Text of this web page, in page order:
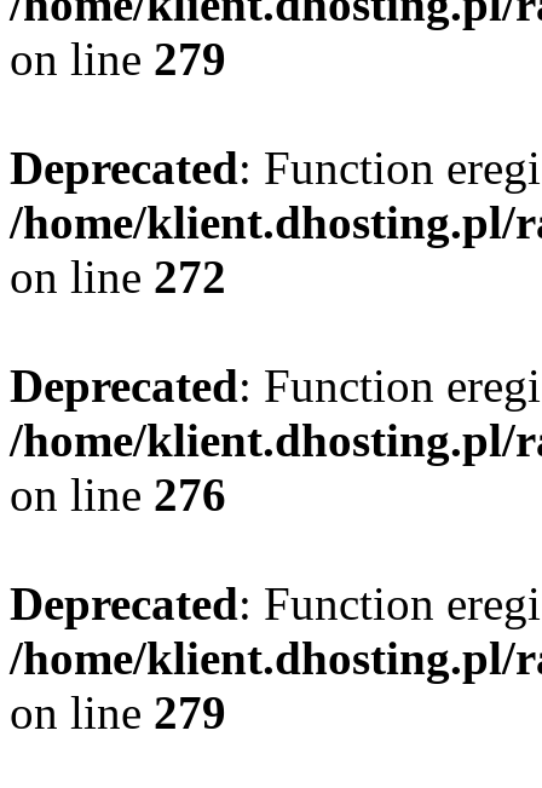
on line 279
Deprecated: Function
/home/klient.dhosting.pl/
on line 272
Deprecated: Function
/home/klient.dhosting.pl/
on line 276
Deprecated: Function
/home/klient.dhosting.pl/
on line 279